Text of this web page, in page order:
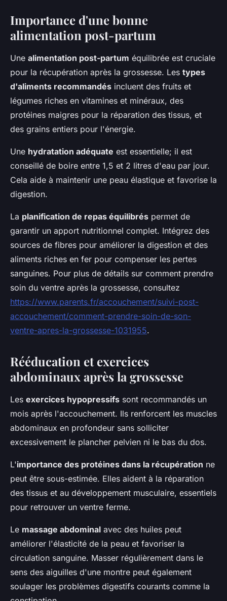
Importance d'une bonne
alimentation post-partum
Une alimentation post-partum équilibrée est cruciale
pour la récupération après la grossesse. Les types
d'aliments recommandés incluent des fruits et
légumes riches en vitamines et minéraux, des
protéines maigres pour la réparation des tissus, et
des grains entiers pour l'énergie.
Une hydratation adéquate est essentielle; il est
conseillé de boire entre 1,5 et 2 litres d'eau par jour.
Cela aide à maintenir une peau élastique et favorise la
digestion.
La planification de repas équilibrés permet de
garantir un apport nutritionnel complet. Intégrez des
sources de fibres pour améliorer la digestion et des
aliments riches en fer pour compenser les pertes
sanguines. Pour plus de détails sur comment prendre
soin du ventre après la grossesse, consultez
https://www.parents.fr/accouchement/suivi-post-
accouchement/comment-prendre-soin-de-son-
ventre-apres-la-grossesse-1031955.
Rééducation et exercices
abdominaux après la grossesse
Les exercices hypopressifs sont recommandés un
mois après l'accouchement. Ils renforcent les muscles
abdominaux en profondeur sans solliciter
excessivement le plancher pelvien ni le bas du dos.
L'importance des protéines dans la récupération ne
peut être sous-estimée. Elles aident à la réparation
des tissus et au développement musculaire, essentiels
pour retrouver un ventre ferme.
Le massage abdominal avec des huiles peut
améliorer l'élasticité de la peau et favoriser la
circulation sanguine. Masser régulièrement dans le
sens des aiguilles d'une montre peut également
soulager les problèmes digestifs courants comme la